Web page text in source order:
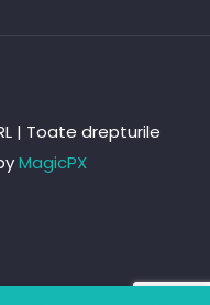
| Toate drepturile
MagicPX